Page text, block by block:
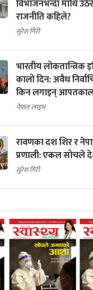
विभाजनभन्दा माथि
राजनीति कहिले?
सुरेश गिरी
भारतीय लोकतान्त्रिक
कालो दिन: अवैध
किन लगाइन्
नेपाल लाइभ
रावणका दश शिर र
प्रणाली: एकल सोचले
सुरेश गिरी